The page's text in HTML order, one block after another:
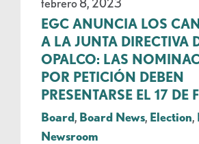
febrero 8, 2023
EGC ANUNCIA LOS
A LA JUNTA DIRECTIVA
OPALCO: LAS
POR PETICIÓN DEBEN
PRESENTARSE EL 17 DE
Board, Board News, Election,
Newsroom